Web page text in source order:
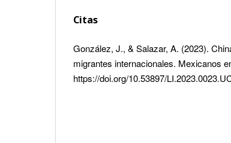
Citas
González, J., & Salazar, A. (2023).
migrantes internacionales. Mexicanos
https://doi.org/10.53897/